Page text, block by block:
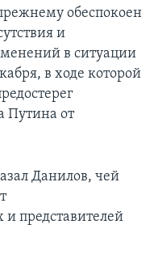
обеспокоен
и
в ситуации
в ходе которой
Путина от
Данилов, чей
представителей